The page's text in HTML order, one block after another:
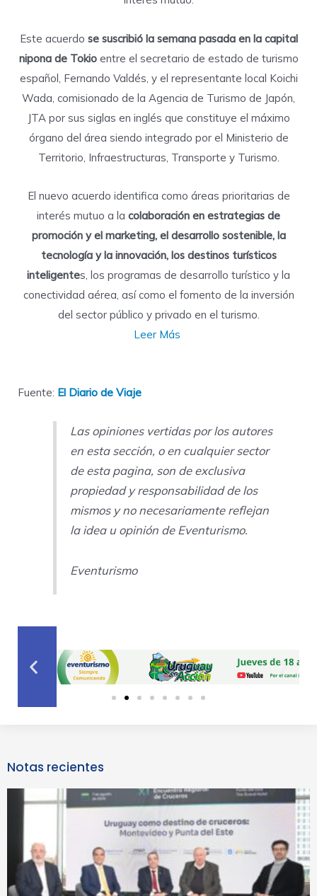
Este acuerdo se suscribió la semana pasada en la capital
nipona de Tokioentre el secretario de estado de turismo
español, Fernando Valdés, y el representante local Koichi
Wada, comisionado de la Agencia de Turismo de Japón,
JTA por sus siglas en inglés que constituye el máximo
órgano del área siendo integrado por el Ministerio de
Territorio, Infraestructuras, Transporte y Turismo.
El nuevo acuerdo identifica como áreas prioritarias de
interés mutuo a la colaboración en estrategias de
promoción y el marketing, el desarrollo sostenible, la
tecnología y la innovación, los destinos turísticos
inteligentes, los programas de desarrollo turístico y la
conectividad aérea, así como el fomento de la inversión
del sector público y privado en el turismo.
Leer Más
Fuente: El Diario de Viaje
Las opiniones vertidas por los autores
en esta sección, o en cualquier sector
de esta pagina, son de exclusiva
propiedad y responsabilidad de los
mismos y no necesariamente reflejan
la idea u opinión de Eventurismo.
Eventurismo
Previous
slide
Next
slide
Notas recientes